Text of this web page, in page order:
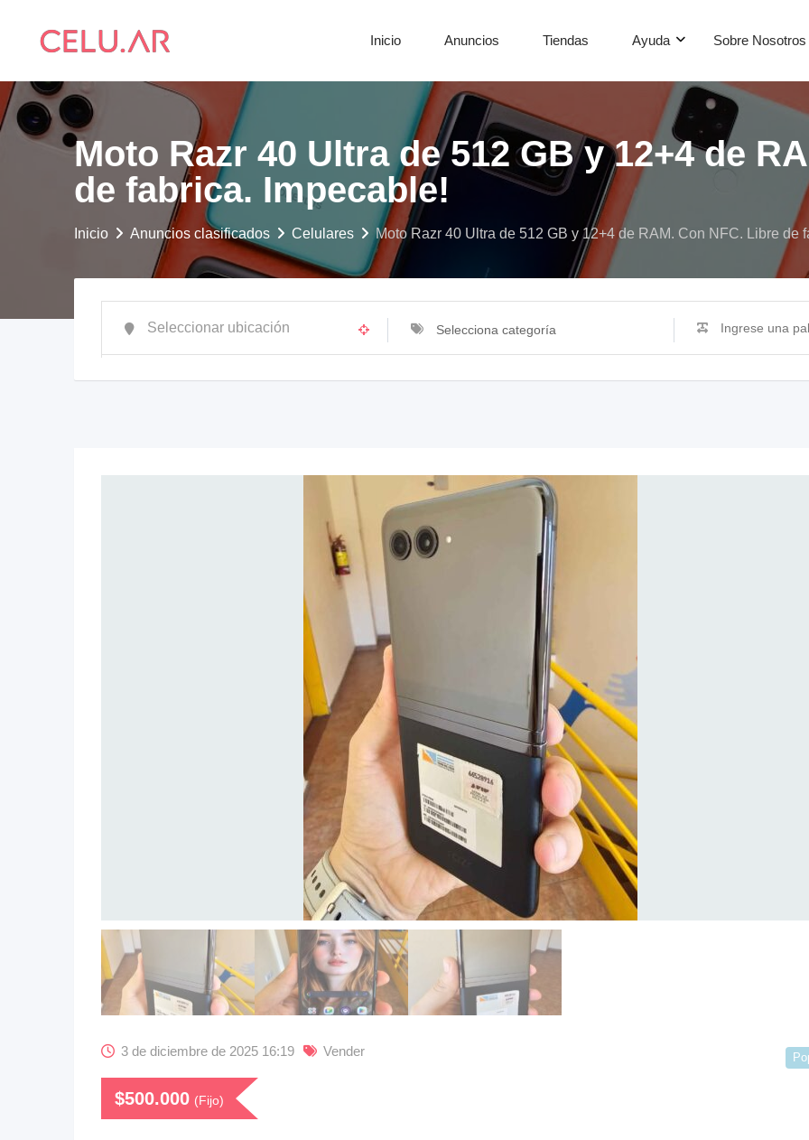
Inicio Anuncios Tiendas Ayuda Sobre Nosotros
Moto Razr 40 Ultra de 512 GB y 12+4 de
de fabrica. Impecable!
Inicio Anuncios clasificados Celulares Moto Razr 40 Ultra de 512 GB y 12+4 de RAM. Con NFC. Libre de
Selecciona categoría
3 de diciembre de 2025 16:19 Vender
$500.000 (Fijo)